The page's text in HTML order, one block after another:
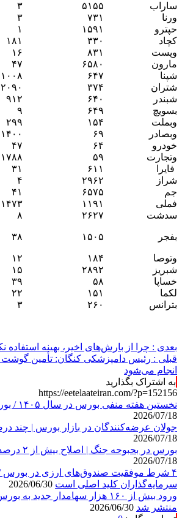
ساراب ۵۱۵۵
۳
ورنا
۷۳۱
۳
حپترو
۱۵۹۱
۱
کچاد
۳۳۰
۱۸۱
وپست
۸۳۱
۱۶
مارون
۶۵۸۰
۴۷
شپنا
۶۴۷
۱۰۰۸
شتران
۳۷۴
۲۰۹۰
شبندر
۶۴۰
۹۱۲
بسویچ
۶۴۹
۹
وبملت
۱۵۴
۲۹۹
وبصادر
۶۹
۱۴۰۰
خودرو
۶۴
۴۷
وتجارت
۵۹
۱۷۸۸
فایرا
۶۱۱
۳۱
شراز
۲۹۶۲
۴
جم
۶۵۷۵
۴۱
فملی
۱۱۹۱
۱۴۷۳
سدشت
۲۶۲۷ ۸
بفجر ۱۵۰۵ ۳۸
وتوصا ۱۸۴
۱۲
شبریز
۲۸۹۲
۱۵
خساپا
۵۸
۳۹
لکما
۱۵۱
۲۲
بترانس
۲۶۰ ۳
بعدی : چرا از بارش‌های اخیر، بهینه استفاده
قبلی : رئیس دامپزشکی کنگان: تأمین گوشت
انجام می‌شود
به اشتراک بگذارید
https://eetelaateiran.com/?p=152156
نخستین هفته منفی بورس در سال ۱۴۰۵ / بورس قرمزپوش شد
2026/07/18
جولان عرضه‌کنندگان در بازار بورس | چند
2026/07/18
بورس در بحبوحه جنگ | اصلاح بیش از ۲ درصدی شاخص کل
2026/07/18
۴ شرط موفقیت صندوق‌های ارزی در بورس /
سرمایه‌گذاران کلید اصلی است
ورود بیش از ۱۶۰ هزار سهامدار
منتشر شد